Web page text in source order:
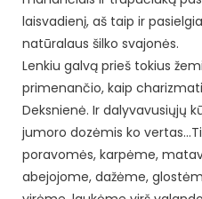
laisvadienį, aš taip ir
natūralaus šilko svajonės.
Lenkiu galvą prieš tokius
primenančio, kaip
Deksnienė. Ir dalyvavusiųjų
jumoro dozėmis ko
poravomės, karpėme,
abejojome, dažėme,